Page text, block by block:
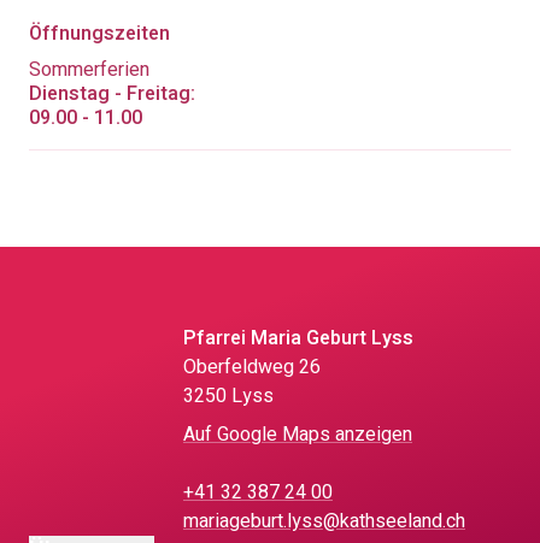
Öffnungszeiten
Sommerferien
Dienstag - Freitag:
09.00 - 11.00
Pfarrei Maria Geburt Lyss
Oberfeldweg 26
3250 Lyss
Auf Google Maps anzeigen
+41 32 387 24 00
mariageburt.lyss@kathseeland.ch